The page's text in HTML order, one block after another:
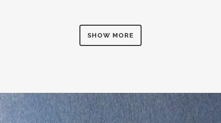
SHOW MORE
1